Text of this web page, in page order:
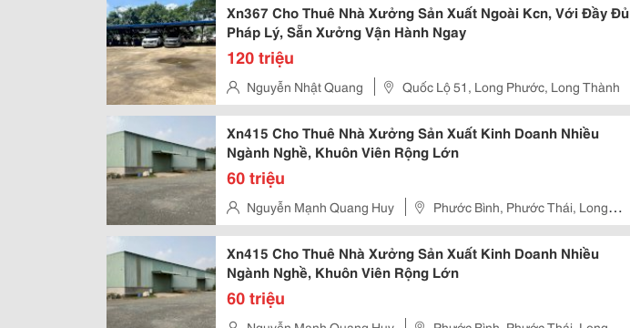
Xn367 Cho Thuê Nhà Xưởng Sản Xuất Ngoài Kcn, Với Đầy Đủ
Pháp Lý, Sẵn Xưởng Vận Hành Ngay
120 triệu
Nguyễn Nhật Quang Quốc Lộ 51, Long Phước, Long Thành
Xn415 Cho Thuê Nhà Xưởng Sản Xuất Kinh Doanh Nhiều
Ngành Nghề, Khuôn Viên Rộng Lớn
60 triệu
Nguyễn Mạnh Quang Huy
Phước Bình, Phước Thái, Long
Thành
Xn415 Cho Thuê Nhà Xưởng Sản Xuất Kinh Doanh Nhiều
Ngành Nghề, Khuôn Viên Rộng Lớn
60 triệu